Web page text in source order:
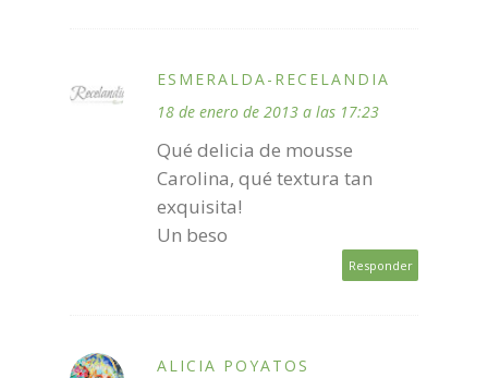
ESMERALDA-RECELANDIA
18 de enero de 2013 a las 17:23
Qué delicia de mousse
Carolina, qué textura tan
exquisita!
Un beso
Responder
ALICIA POYATOS